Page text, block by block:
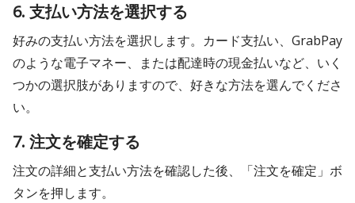
6. 支払い方法を選択する
好みの支払い方法を選択します。カード支払い、GrabPay
のような電子マネー、または配達時の現金払いなど、いく
つかの選択肢がありますので、好きな方法を選んでくださ
い。
7. 注文を確定する
注文の詳細と支払い方法を確認した後、「注文を確定」ボ
タンを押します。